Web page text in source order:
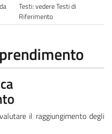
Testi: vedere Testi di
Riferimento
il raggiungimento degli